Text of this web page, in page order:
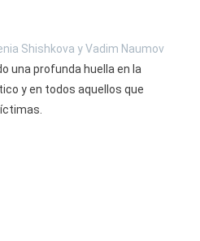
Shishkova y Vadim Naumov
una profunda huella en la
y en todos aquellos que